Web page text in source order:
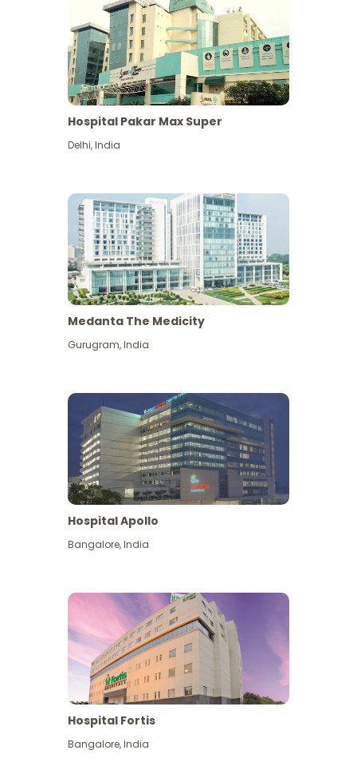
Hospital Pakar Max Super
Delhi,India
Medanta The Medicity
Gurugram,India
Hospital Apollo
Bangalore,India
Hospital Fortis
Bangalore,India